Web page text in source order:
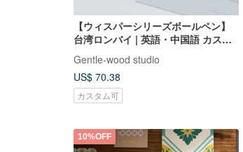
【ウィスパーシリーズボールペン】
台湾ロンバイ | 英語・中国語 カスタ
マイズ (単品)
Gentle-wood studio
US$ 70.38
カスタム可
10%OFF